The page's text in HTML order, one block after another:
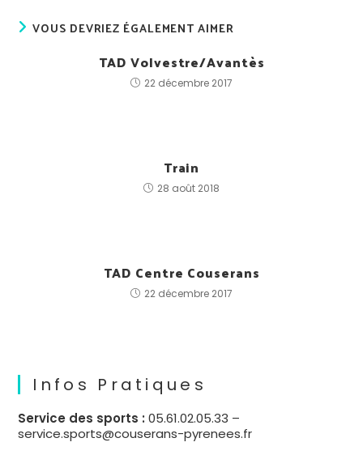
VOUS DEVRIEZ ÉGALEMENT AIMER
TAD Volvestre/Avantès
22 décembre 2017
Train
28 août 2018
TAD Centre Couserans
22 décembre 2017
Infos Pratiques
Service des sports : 05.61.02.05.33 –
service.sports@couserans-pyrenees.fr